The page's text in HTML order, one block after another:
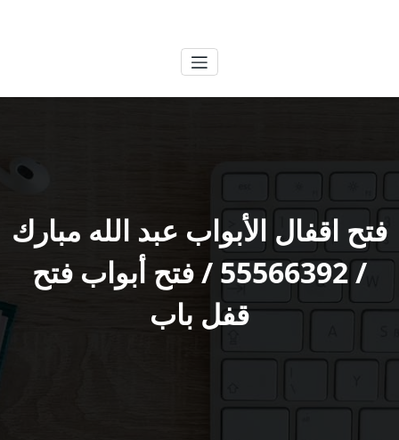
فتح اقفال الأبواب عبد الله مبارك
/ 55566392 / فتح أبواب فتح
قفل باب